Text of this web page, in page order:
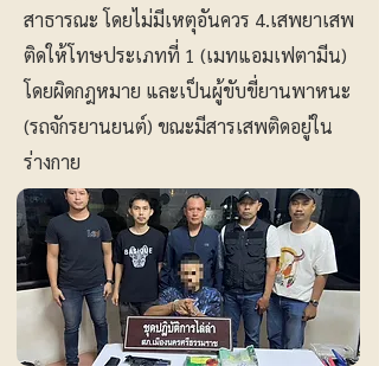
สาธารณะ โดยไม่มีเหตุอันควร 4.เสพยาเสพ
ติดให้โทษประเภทที่ 1 (เมทแอมเฟตามีน)
โดยผิดกฎหมาย และเป็นผู้ขับขี่ยานพาหนะ
(รถจักรยานยนต์) ขณะมีสารเสพติดอยู่ใน
ร่างกาย